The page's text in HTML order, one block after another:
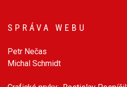
SPRÁVA WEBU
Petr Nečas
Michal Schmidt